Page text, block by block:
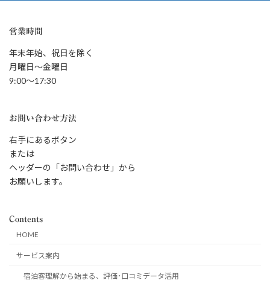
営業時間
年末年始、祝日を除く
月曜日～金曜日
9:00～17:30
お問い合わせ方法
右手にあるボタン
または
ヘッダーの「お問い合わせ」から
お願いします。
Contents
HOME
サービス案内
宿泊客理解から始まる、評価･口コミデータ活用